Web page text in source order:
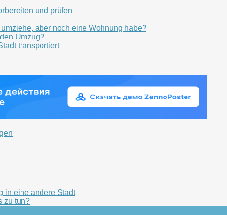
und prüfen
aber noch eine Wohnung habe?
Umzug?
transportiert
in eine andere Stadt
zu tun?